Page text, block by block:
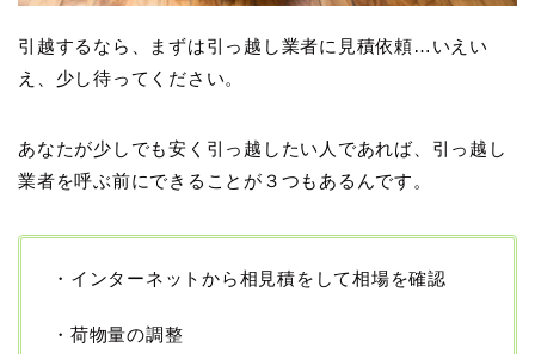
引越するなら、まずは引っ越し業者に見積依頼…いえい
え、少し待ってください。
あなたが少しでも安く引っ越したい人であれば、引っ越し
業者を呼ぶ前にできることが３つもあるんです。
・インターネットから相見積をして相場を確認
・荷物量の調整